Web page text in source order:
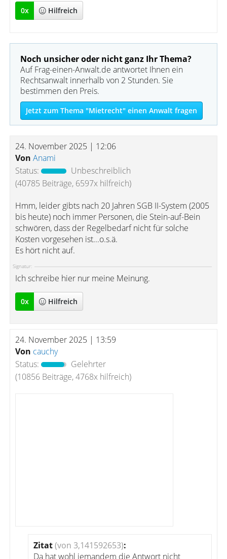
0x Hilfreich
Noch unsicher oder nicht ganz Ihr Thema?
Auf Frag-einen-Anwalt.de antwortet Ihnen ein
Rechtsanwalt innerhalb von 2 Stunden. Sie
bestimmen den Preis.
Jetzt zum Thema "Mietrecht" einen Anwalt fragen
24. November 2025 | 12:06
Von Anami
Status:
Unbeschreiblich
(40785 Beiträge, 6597x hilfreich)
Hmm, leider gibts nach 20 Jahren SGB II-System (2005
bis heute) noch immer Personen, die Stein-auf-Bein
schwören, dass der Regelbedarf nicht für solche
Kosten vorgesehen ist...o.s.ä.
Es hört nicht auf.
Signatur:
Ich schreibe hier nur meine Meinung.
0x Hilfreich
24. November 2025 | 13:59
Von cauchy
Status:
Gelehrter
(10856 Beiträge, 4768x hilfreich)
Zitat(von 3,141592653):
Da hat wohl jemandem die Antwort nicht